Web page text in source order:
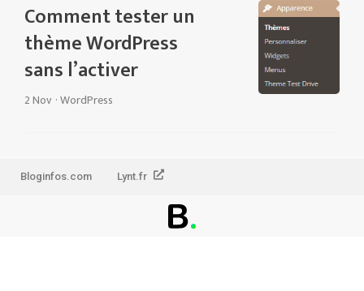
Comment tester un
thème WordPress
sans l’activer
2 Nov ·WordPress
Bloginfos.com Lynt.fr